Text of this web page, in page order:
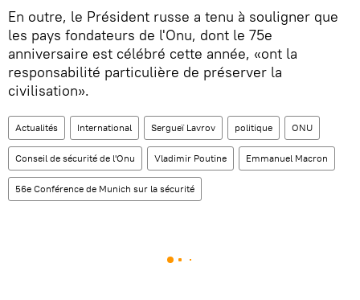
En outre, le Président russe a tenu à souligner que
les pays fondateurs de l'Onu, dont le 75e
anniversaire est célébré cette année, «ont la
responsabilité particulière de préserver la
civilisation».
Actualités International Sergueï Lavrov politique ONU
Conseil de sécurité de l'Onu Vladimir Poutine Emmanuel Macron
56e Conférence de Munich sur la sécurité